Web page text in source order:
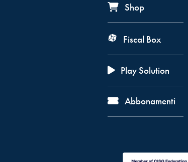
Shop
Fiscal Box
Play Solution
Abbonamenti